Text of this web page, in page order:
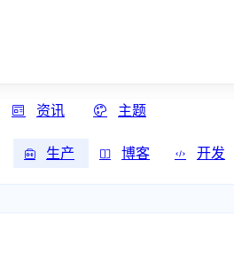
资讯
主题
生产 博客 开发